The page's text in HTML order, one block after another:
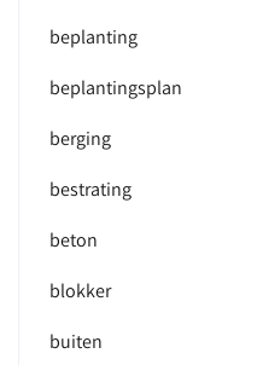
beplanting
beplantingsplan
berging
bestrating
beton
blokker
buiten